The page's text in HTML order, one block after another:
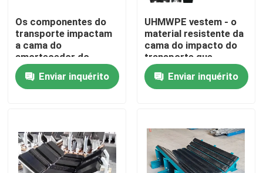
Produtos
Vídeos
Fábrica
Os componentes do
transporte impactam
a cama do
amortecedor do
transporte da cama
Enviar inquérito
UHMWPE vestem - o
material resistente da
cama do impacto do
transporte que
entrega para o setor
mineiroEnviar inquérito